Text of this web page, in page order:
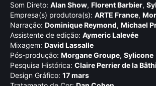
Som Direto: Alan Show, Florent Barbier,
Empresa(s) produtora(s): ARTE France,
Narração: Dominique Reymond, Michael
Assistente de edição: Aymeric Lalevée
Mixagem: David Lassalle
Pós-produção: Morgane Groupe, Sylicone
Pesquisa Histórica: Claire Perrier de la
Design Gráfico: 17 mars